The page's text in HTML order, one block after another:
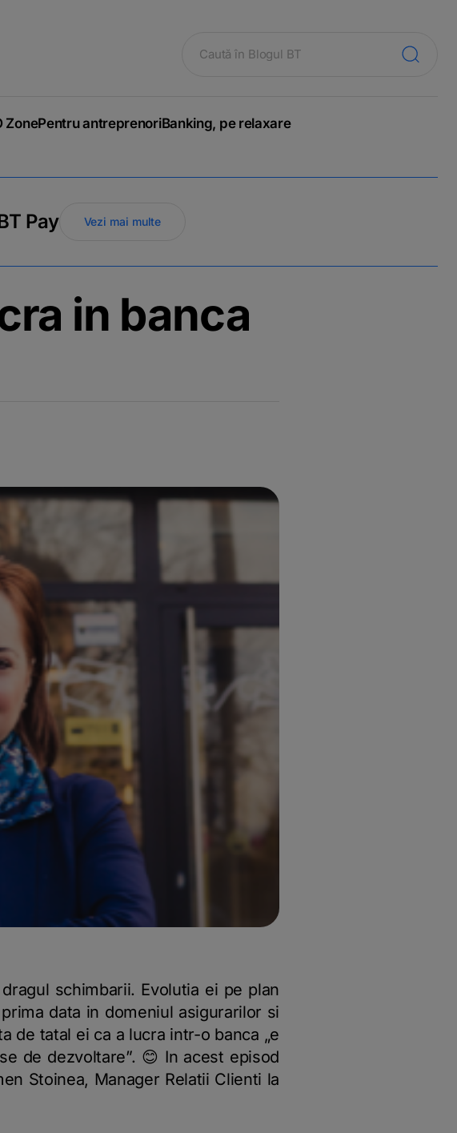
ZonePentru antreprenoriBanking, pe relaxare
Pay Vezi mai multe
in banca
schimbarii. Evolutia ei pe plan
data in domeniul asigurarilor si
de tatal ei ca a lucra intr-o banca „e
de dezvoltare”. 😊 In acest episod
Stoinea, Manager Relatii Clienti la